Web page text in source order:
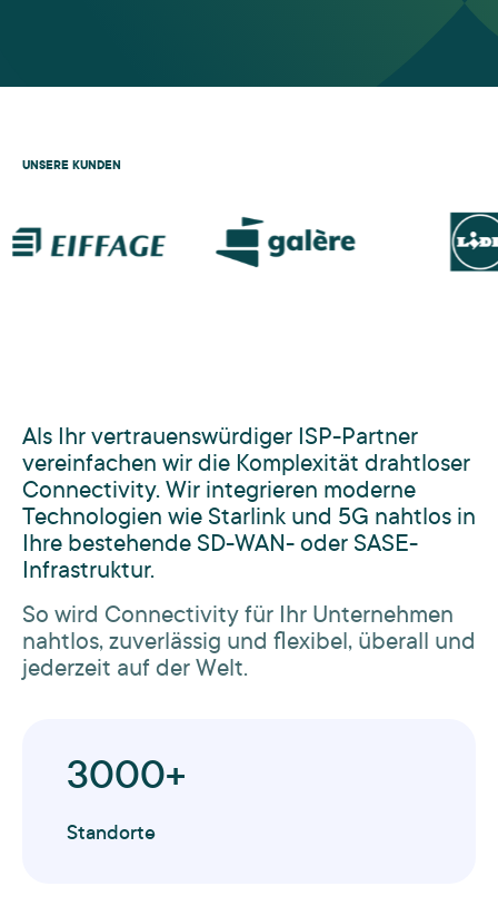
UNSERE KUNDEN
Als Ihr vertrauenswürdiger ISP-Partner
vereinfachen wir die Komplexität drahtloser
Connectivity. Wir integrieren moderne
Technologien wie Starlink und 5G nahtlos in
Ihre bestehende SD-WAN- oder SASE-
Infrastruktur.
So wird Connectivity für Ihr Unternehmen
nahtlos, zuverlässig und flexibel, überall und
jederzeit auf der Welt.
3000+
Standorte